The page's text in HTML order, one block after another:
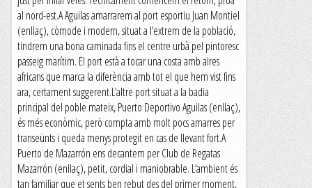
al nord-est.A Aguilas amarrarem al port esportiu Juan Montiel
(enllaç), còmode i modern, situat a l’extrem de la població,
tindrem una bona caminada fins el centre urbà pel pintoresc
passeig marítim. El port està a tocar una costa amb aires
africans que marca la diferència amb tot el que hem vist fins
ara, certament suggerent.L’altre port situat a la badia
principal del poble mateix, Puerto Deportivo Aguilas (enllaç),
és més econòmic, però compta amb molt pocs amarres per
transeünts i queda menys protegit en cas de llevant fort.A
Puerto de Mazarrón ens decantem per Club de Regatas
Mazarrón (enllaç), petit, cordial i maniobrable. L’ambient és
tan familiar que et sents ben rebut des del primer moment,